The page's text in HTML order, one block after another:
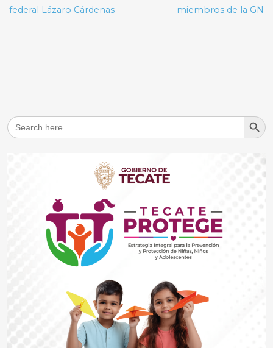
federal Lázaro Cárdenas
miembros de la GN
Search
for:
Search